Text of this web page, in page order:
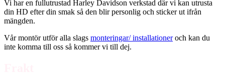
Vi har en fullutrustad Harley Davidson verkstad där vi kan utrusta
din HD efter din smak så den blir personlig och sticker ut ifrån
mängden.
Vår montör utför alla slags monteringar/ installationeroch kan du
inte komma till oss så kommer vi till dej.